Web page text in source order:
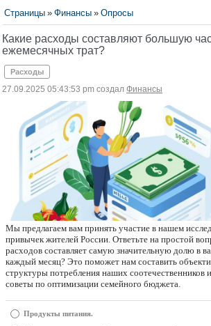
Страницы » Финансы » Опросы
Какие расходы составляют большую
ежемесячных трат?
Расходы
27.09.2025 05:43:53 pm создал Финансы
Мы предлагаем вам принять участие в нашем
привычек жителей России. Ответьте на простой
расходов составляет самую значительную долю в
каждый месяц? Это поможет нам составить
структуры потребления наших соотечественников
советы по оптимизации семейного бюджета.
Продукты питания.